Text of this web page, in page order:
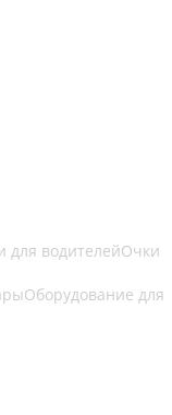
для водителейОчки
Оборудование для